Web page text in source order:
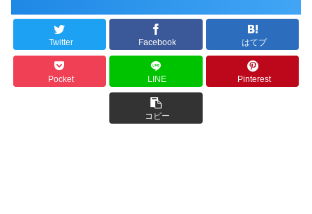
Twitter Facebook はてブ
Pocket LINE Pinterest
コピー